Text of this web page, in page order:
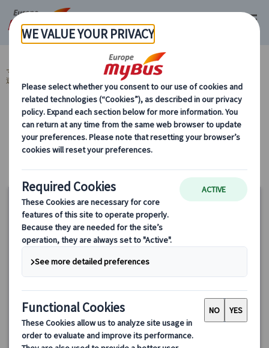
マイバス・ヨーロッパ スペイン (54) バルセロナ (29)
遺産 (13)
カテゴリーから探す
スペイン 世界遺産 カサ・ミラ